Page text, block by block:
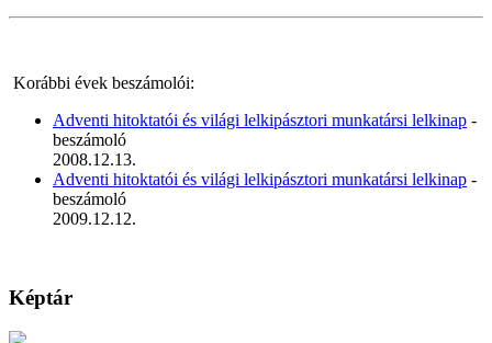
Korábbi évek beszámolói:
Adventi hitoktatói és világi lelkipásztori munkatársi lelkinap -
beszámoló
2008.12.13.
Adventi hitoktatói és világi lelkipásztori munkatársi lelkinap -
beszámoló
2009.12.12.
Képtár